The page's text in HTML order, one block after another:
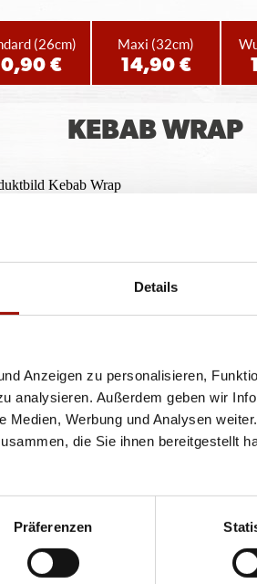
Details
Anzeigen zu personalisieren,
analysieren. Außerdem geben wir
Medien, Werbung und Analysen
die Sie ihnen bereitgestellt
Präferenzen
(26cm)
€
Maxi (32cm)
14,90 €
KEBAB WRAP
bspw. der Pizzen sind circa-Angaben
Wir liefern innerhalb von ca. 30 Minuten.
produktinformationen
unter www.pizzamax.de/produktinformationen
5 - geschwefelt 6 - geschwärzt 7 -
13 - enthält eine Phenylalaninquelle
Fleischerzeugnissen) 19 - mit
- mit Nitritpökelsalz 24 - enthält Alkohol 25 - mit